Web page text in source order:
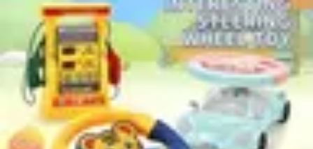
Educación Digital
MetodologíasHerramientas Digitales
Inclusión en la
educación
Aprendizaje Colaborativo Implementación de Tecnología
Educación Digital